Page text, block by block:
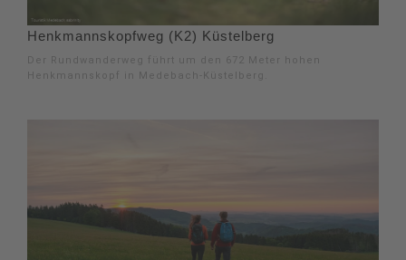
Henkmannskopfweg (K2) Küstelberg
Der Rundwanderweg führt um den 672 Meter hohen
Henkmannskopf in Medebach-Küstelberg.